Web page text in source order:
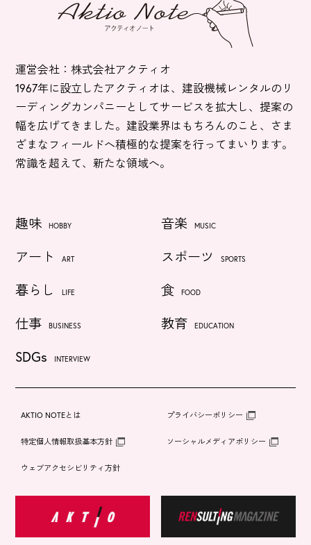
運営会社：株式会社アクティオ
1967年に設立したアクティオは、建設機械レンタルのリ
ーディングカンパニーとしてサービスを拡大し、提案の
幅を広げてきました。建設業界はもちろんのこと、さま
ざまなフィールドへ積極的な提案を行ってまいります。
常識を超えて、新たな領域へ。
趣味 HOBBY 音楽 MUSIC
アート ART スポーツ SPORTS
暮らし LIFE 食 FOOD
仕事 BUSINESS 教育 EDUCATION
SDGs INTERVIEW
AKTIO NOTEとは プライバシーポリシー
特定個人情報取扱基本方針 ソーシャルメディアポリシー
ウェブアクセシビリティ方針